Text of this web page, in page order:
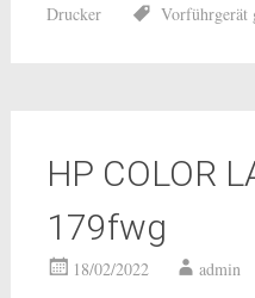
Drucker
Vorführgerät
HP COLOR
179fwg
18/02/2022 admin